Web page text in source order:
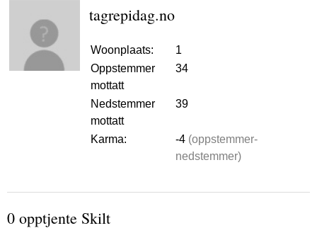
tagrepidag.no
Woonplaats:
1
Oppstemmer
mottatt
34
Nedstemmer
mottatt
39
Karma: -4 (oppstemmer-
nedstemmer)
0 opptjente Skilt